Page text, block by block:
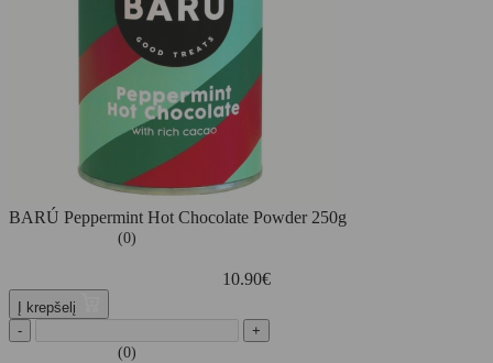
BARÚ Peppermint Hot Chocolate Powder 250g
(0)
10.90€
Į krepšelį
-
+
(0)